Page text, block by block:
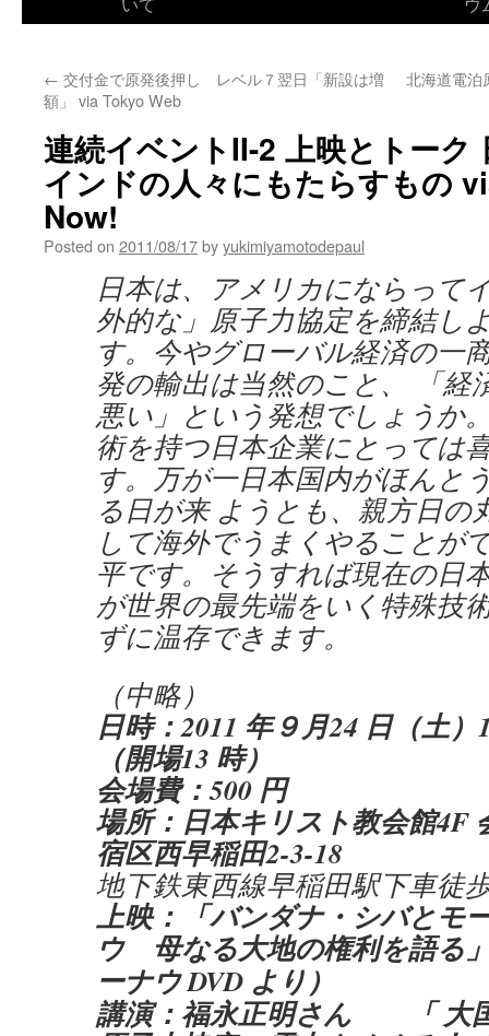
← 交付金で原発後押し レベル７翌日「新設は増
額」 via Tokyo Web
北海道電
連続イベントII-2 上映とトーク
インドの人々にもたらすもの
Now!
Posted on 2011/08/17byyukimiyamotodepaul
日本は、アメリカにならって
外的な」原子力協定を締結し
す。今やグローバル経済の一
発の輸出は当然のこと、 「経
悪い」という発想でしょうか
術を持つ日本企業にとっては
す。万が一日本国内がほんと
る日が来 ようとも、親方日の
して海外でうまくやることが
平です。そうすれば現在の日
が世界の最先端をいく特殊技
ずに温存できます。
（中略）
日時：2011 年９月24 日（土）
（開場13 時）
会場費：500 円
場所：日本キリスト教会館4F
宿区西早稲田2-3-18
地下鉄東西線早稲田駅下車徒
上映：「バンダナ・シバとモ
ウ 母なる大地の権利を語る
ーナウ DVD より）
講演：福永正明さん 「 大